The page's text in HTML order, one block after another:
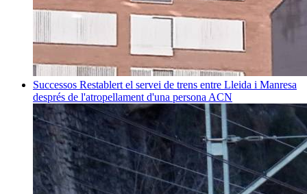
Successos Restablert el servei de trens entre Lleida i Manresa
després de l'atropellament d'una persona ACN